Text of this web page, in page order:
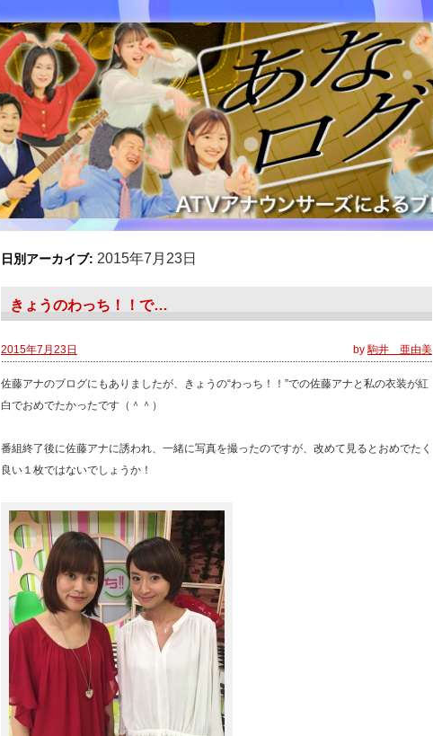
日別アーカイブ: 2015年7月23日
きょうのわっち！！で…
2015年7月23日 by駒井 亜由美
佐藤アナのブログにもありましたが、きょうの“わっち！！”での佐藤アナと私の衣装が紅
白でおめでたかったです（＾＾）
番組終了後に佐藤アナに誘われ、一緒に写真を撮ったのですが、改めて見るとおめでたく
良い１枚ではないでしょうか！